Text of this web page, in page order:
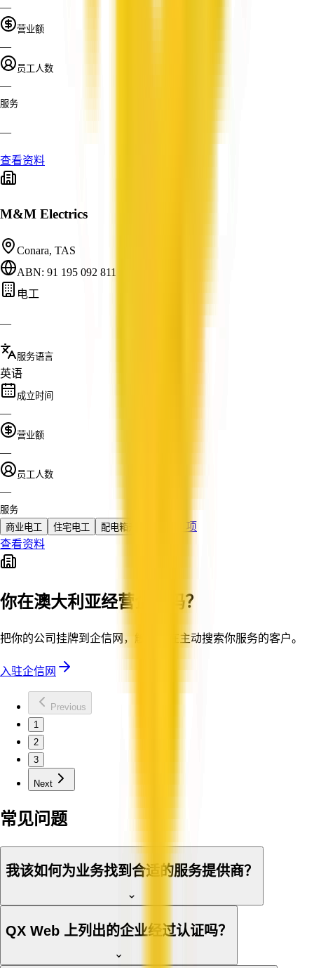
—
营业额
—
员工人数
—
服务
—
查看资料
M&M Electrics
Conara, TAS
ABN: 91 195 092 811
电工
—
服务语言
英语
成立时间
—
营业额
—
员工人数
—
服务
商业电工
住宅电工 配电箱升级
还有 1 项
查看资料
你在澳大利亚经营企业吗？
把你的公司挂牌到企信网，触达正在主动搜索你服务的客户。
入驻企信网
Previous
1
2
3
Next
常见问题
我该如何为业务找到合适的服务提供商？
QX Web 上列出的企业经过认证吗？